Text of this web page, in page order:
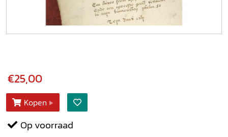
€25,00
Kopen
Op voorraad